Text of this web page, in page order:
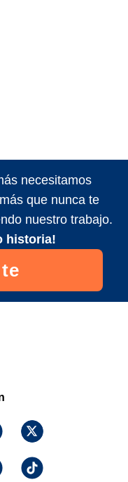
necesitamos
que nunca te
nuestro trabajo.
historia!